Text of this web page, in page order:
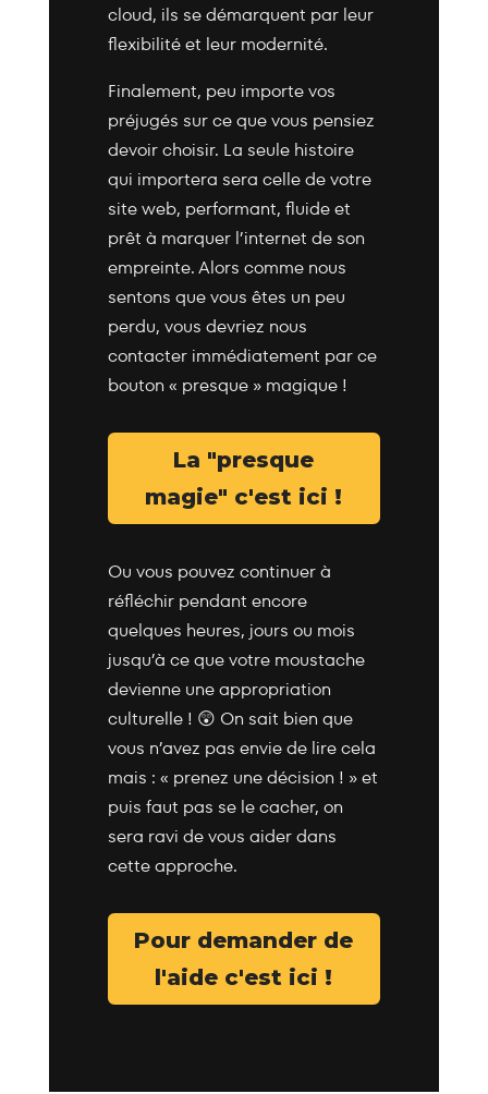
cloud, ils se démarquent par leur
flexibilité et leur modernité.
Finalement, peu importe vos
préjugés sur ce que vous pensiez
devoir choisir. La seule histoire
qui importera sera celle de votre
site web, performant, fluide et
prêt à marquer l’internet de son
empreinte. Alors comme nous
sentons que vous êtes un peu
perdu, vous devriez nous
contacter immédiatement par ce
bouton « presque » magique !
La "presque
magie" c'est ici !
Ou vous pouvez continuer à
réfléchir pendant encore
quelques heures, jours ou mois
jusqu’à ce que votre moustache
devienne une appropriation
culturelle ! 😲 On sait bien que
vous n’avez pas envie de lire cela
mais : « prenez une décision ! » et
puis faut pas se le cacher, on
sera ravi de vous aider dans
cette approche.
Pour demander de
l'aide c'est ici !